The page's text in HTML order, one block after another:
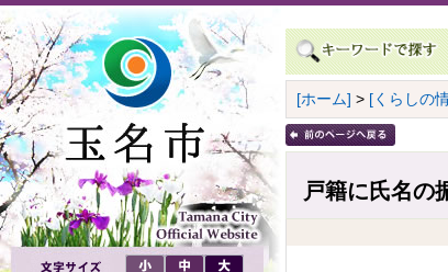
[ホーム] > [くらしの
戸籍に氏名の